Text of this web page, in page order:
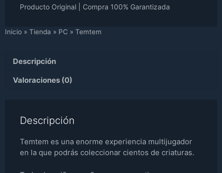
Inicio » Tienda » PC » Temtem
Descripción
Valoraciones (0)
Descripción
Temtem es una enorme experiencia multijugador
en la que podrás coleccionar cientos de criaturas.
Producto Original | Compra 100% Garantizada